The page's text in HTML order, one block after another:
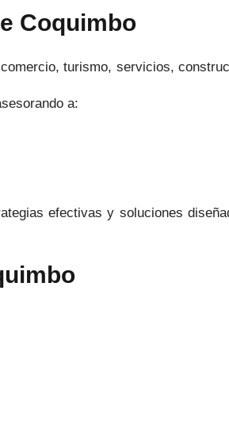
Coquimbo
turismo, servicios,
a:
efectivas y soluciones